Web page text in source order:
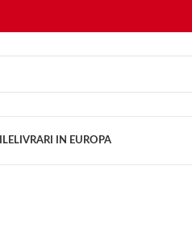
LIVRARI IN EUROPA